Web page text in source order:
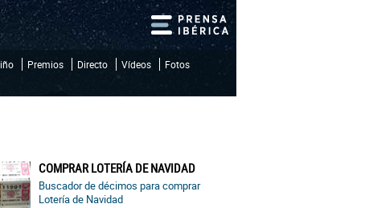
Premios Directo Vídeos
Fotos
COMPRAR LOTERÍA DE NAVIDAD
Buscador de décimos para comprar
Lotería de Navidad